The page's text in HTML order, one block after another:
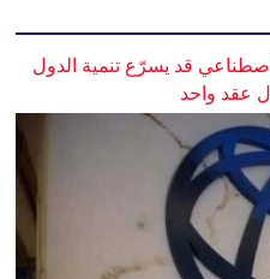
قد يسرّع تنمية الدول
عقد واحد